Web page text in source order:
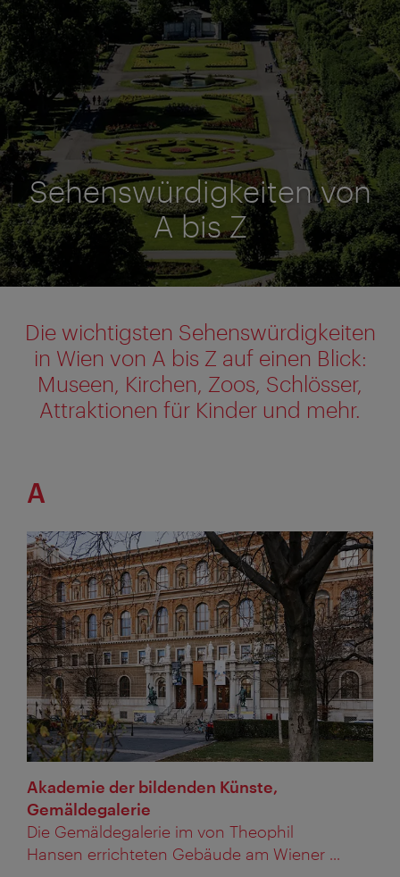
Sehenswürdigkeiten von
A bis Z
Die wichtigsten Sehenswürdigkeiten
in Wien von A bis Z auf einen Blick:
Museen, Kirchen, Zoos, Schlösser,
Attraktionen für Kinder und mehr.
A
Akademie der bildenden Künste,
Gemäldegalerie
Die Gemäldegalerie im von Theophil
Hansen errichteten Gebäude am Wiener ...